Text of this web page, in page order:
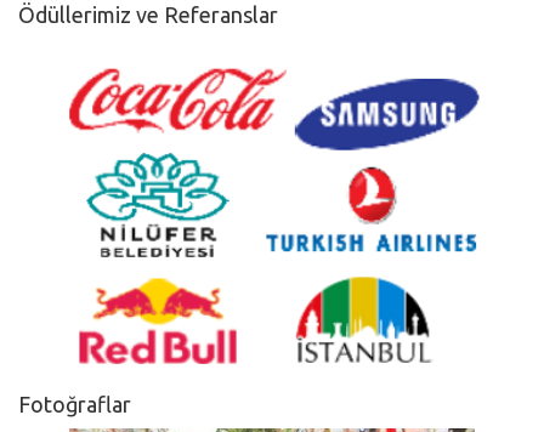
Ödüllerimiz ve Referanslar
Fotoğraflar